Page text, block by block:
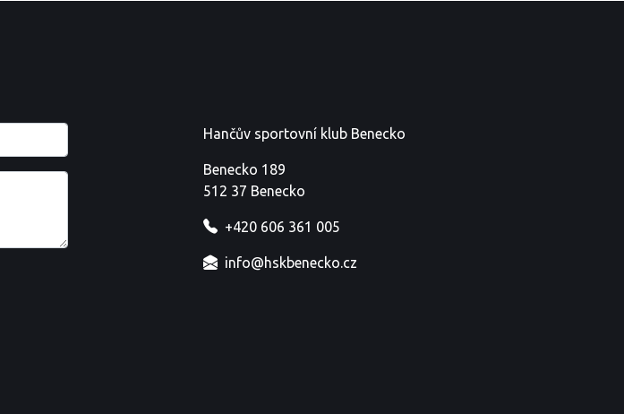
Hančův sportovní klub Benecko
Benecko 189
512 37 Benecko
+420 606 361 005
info@hskbenecko.cz